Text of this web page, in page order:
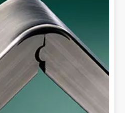
? 조각의 과학핵심적으로 레이저 절